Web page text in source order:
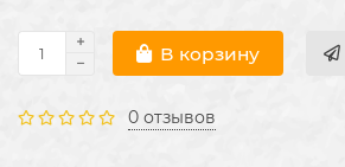
В корзину
0 отзывов